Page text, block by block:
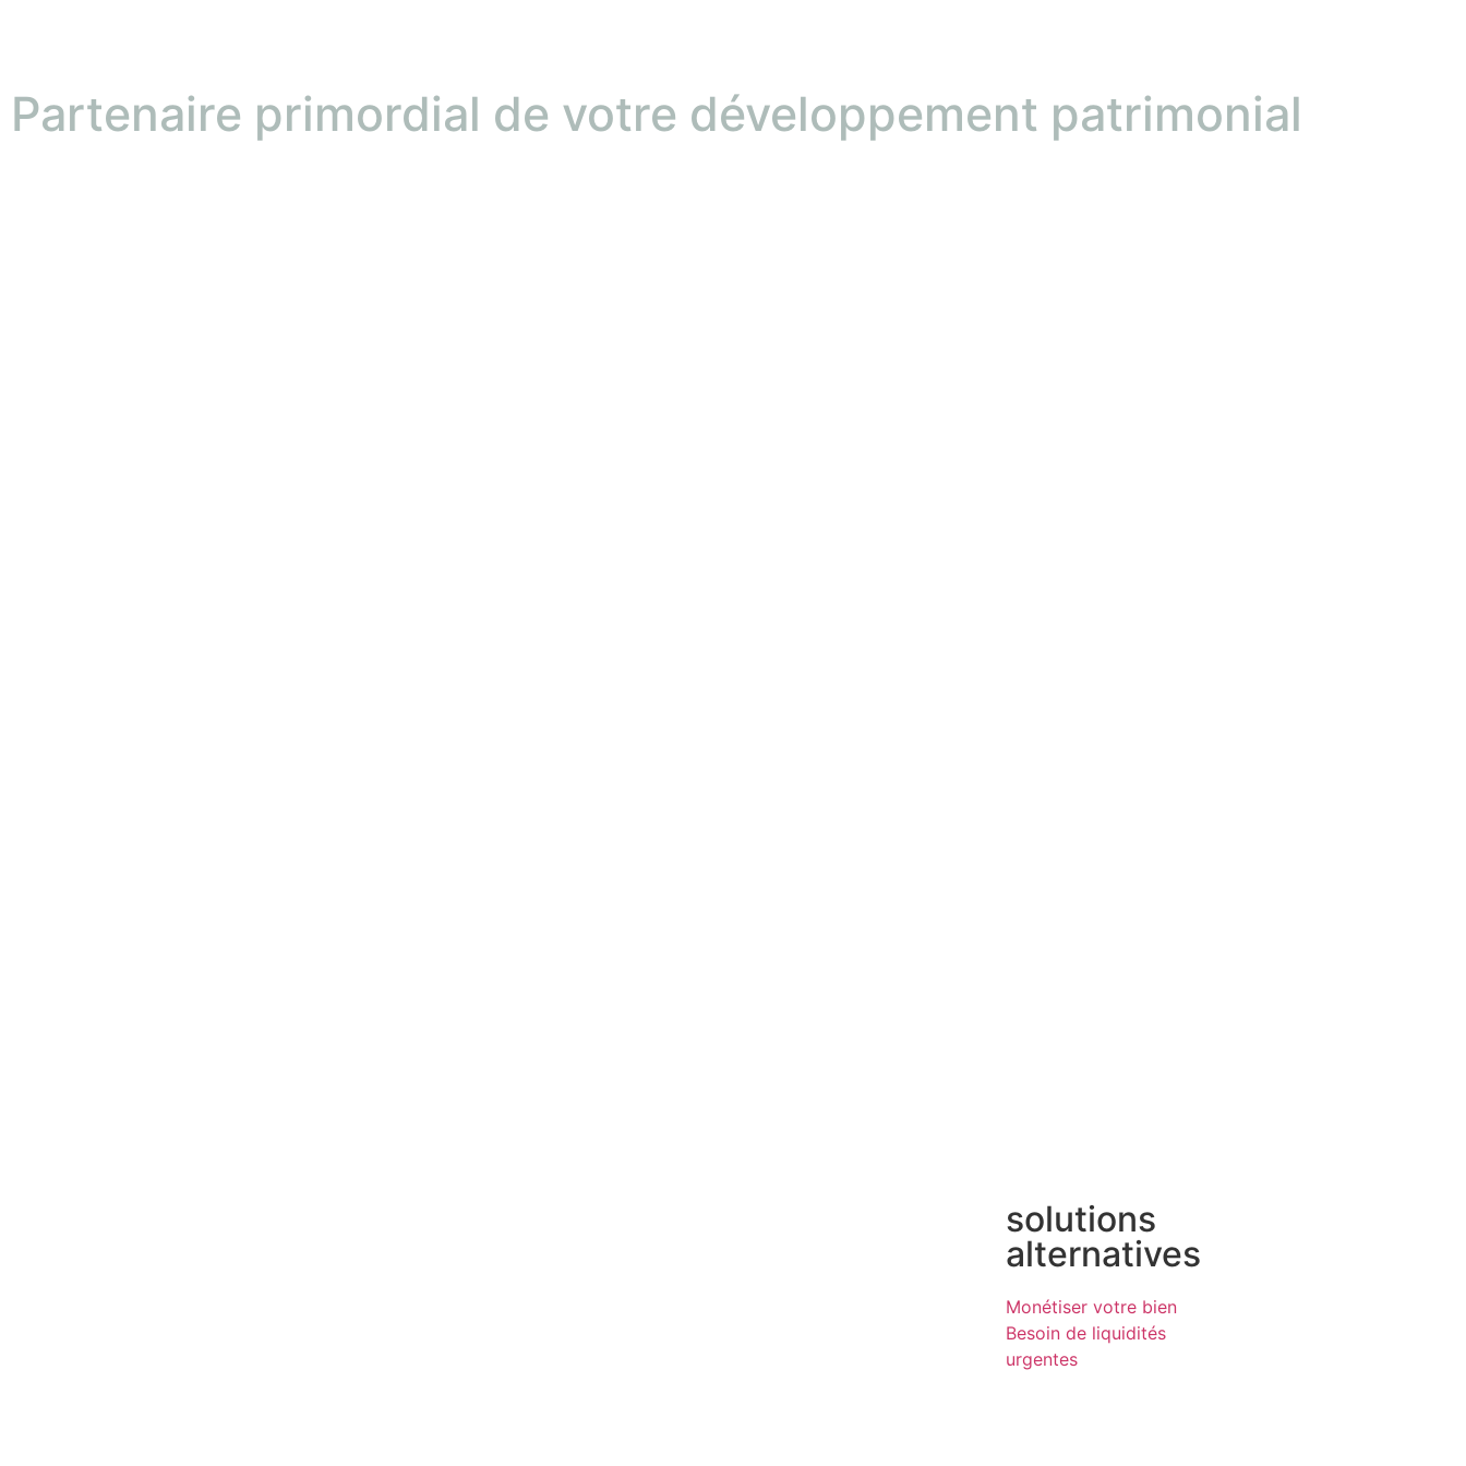
Partenaire primordial de votre développement patrimonial
solutions
alternatives
Monétiser votre bien
Besoin de liquidités
urgentes